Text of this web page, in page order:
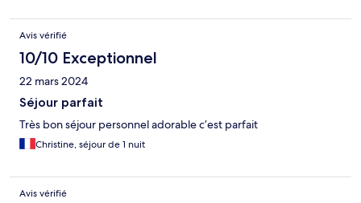
Avis vérifié
10/10 Exceptionnel
22 mars 2024
Séjour parfait
Très bon séjour personnel adorable c’est parfait
Christine, séjour de 1 nuit
Avis vérifié